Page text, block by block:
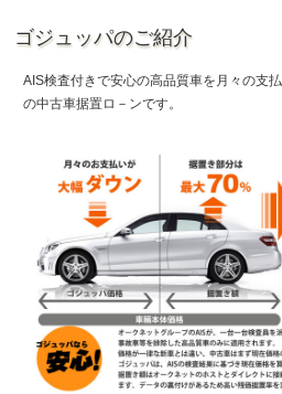
ゴジュッパのご紹介
AIS検査付きで安心の高品質車を月々の支
の中古車据置ロ－ンです。